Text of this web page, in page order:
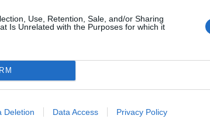
Use, Retention, Sale, and/or Sharing
Is Unrelated with the Purposes for which it
Deletion Data Access Privacy Policy